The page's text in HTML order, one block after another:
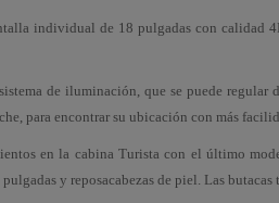
individual de 18 pulgadas con
de iluminación, que se puede
para encontrar su ubicación con más
en la cabina Turista con el último
y reposacabezas de piel. Las